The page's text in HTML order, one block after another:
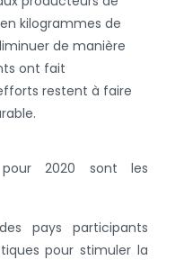
kilogrammes de
de manière
ont fait
restent à faire
pour 2020 sont les
pays participants
pour stimuler la